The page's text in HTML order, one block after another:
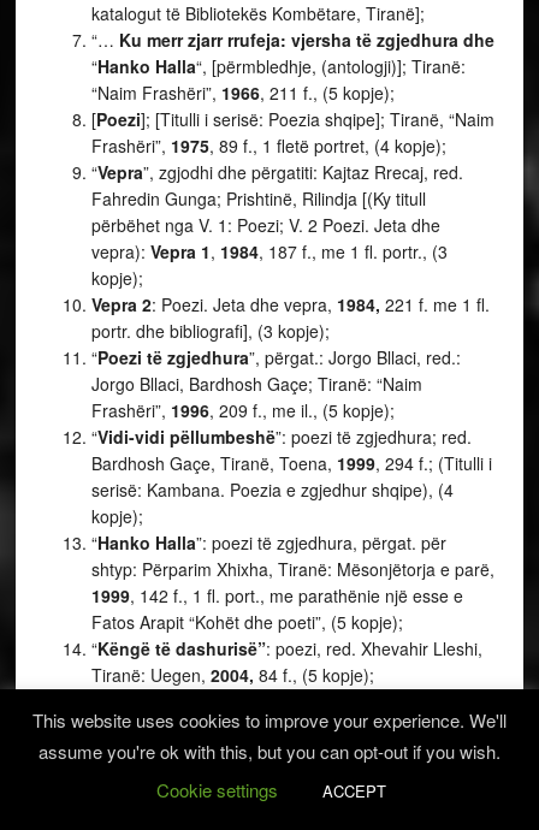
katalogut të Bibliotekës Kombëtare, Tiranë];
“… Ku merr zjarr rrufeja: vjersha të zgjedhura dhe
“Hanko Halla“, [përmbledhje, (antologji)]; Tiranë:
“Naim Frashëri”, 1966, 211 f., (5 kopje);
[Poezi]; [Titulli i serisë: Poezia shqipe]; Tiranë, “Naim
Frashëri”, 1975, 89 f., 1 fletë portret, (4 kopje);
“Vepra”, zgjodhi dhe përgatiti: Kajtaz Rrecaj, red.
Fahredin Gunga; Prishtinë, Rilindja [(Ky titull
përbëhet nga V. 1: Poezi; V. 2 Poezi. Jeta dhe
vepra): Vepra 1, 1984, 187 f., me 1 fl. portr., (3
kopje);
Vepra 2: Poezi. Jeta dhe vepra, 1984, 221 f. me 1 fl.
portr. dhe bibliografi], (3 kopje);
“Poezi të zgjedhura”, përgat.: Jorgo Bllaci, red.:
Jorgo Bllaci, Bardhosh Gaçe; Tiranë: “Naim
Frashëri”, 1996, 209 f., me il., (5 kopje);
“Vidi-vidi pëllumbeshë”: poezi të zgjedhura; red.
Bardhosh Gaçe, Tiranë, Toena, 1999, 294 f.; (Titulli i
serisë: Kambana. Poezia e zgjedhur shqipe), (4
kopje);
“Hanko Halla”: poezi të zgjedhura, përgat. për
shtyp: Përparim Xhixha, Tiranë: Mësonjëtorja e parë,
1999, 142 f., 1 fl. port., me parathënie një esse e
Fatos Arapit “Kohët dhe poeti”, (5 kopje);
“Këngë të dashurisë”: poezi, red. Xhevahir Lleshi,
Tiranë: Uegen, 2004, 84 f., (5 kopje);
Uegen,2004,48 f., (5 kopje);
“Hanko Halla”: poemë, Tiranë: “Naim Frashëri”,
, 94 f., (5 kopje);
Vepra e plotë poetike
This website uses cookies to improve your experience. We'll
assume you're ok with this, but you can opt-out if you wish.
Cookie settings
ACCEPT